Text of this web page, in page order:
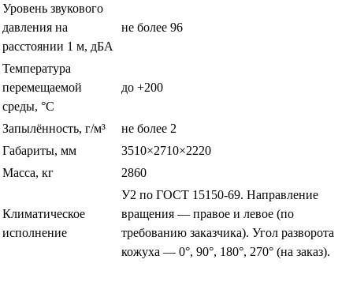
Уровень звукового
давления на
расстоянии 1 м, дБА
не более 96
Температура
перемещаемой
среды, °С
до +200
Запылённость, г/м³
не более 2
Габариты, мм
3510×2710×2220
Масса, кг
2860
Климатическое
исполнение
У2 по ГОСТ 15150-69. Направление
вращения — правое и левое (по
требованию заказчика). Угол разворота
кожуха — 0°, 90°, 180°, 270° (на заказ).